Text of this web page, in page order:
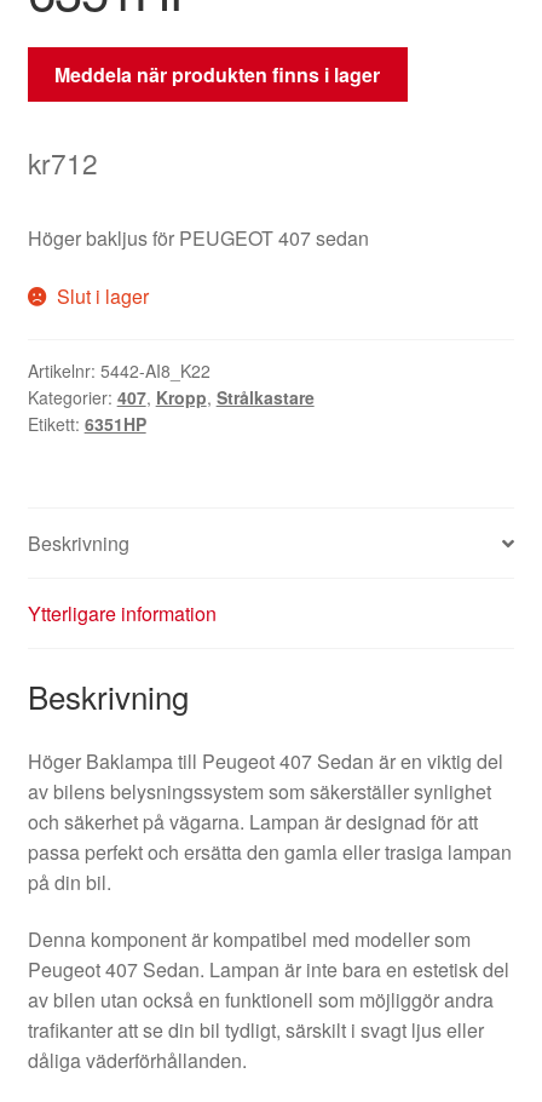
Meddela när produkten finns i lager
kr712
Höger bakljus för PEUGEOT 407 sedan
Slut i lager
Artikelnr: 5442-AI8_K22
Kategorier: 407, Kropp, Strålkastare
Etikett: 6351HP
Beskrivning
Ytterligare information
Beskrivning
Höger Baklampa till Peugeot 407 Sedan är en viktig del
av bilens belysningssystem som säkerställer synlighet
och säkerhet på vägarna. Lampan är designad för att
passa perfekt och ersätta den gamla eller trasiga lampan
på din bil.
Denna komponent är kompatibel med modeller som
Peugeot 407 Sedan. Lampan är inte bara en estetisk del
av bilen utan också en funktionell som möjliggör andra
trafikanter att se din bil tydligt, särskilt i svagt ljus eller
dåliga väderförhållanden.